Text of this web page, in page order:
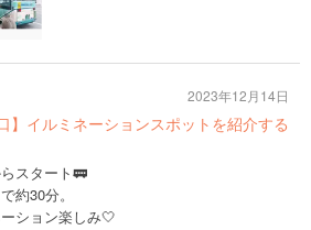
】イルミネーションスポットを紹介する
スタート🚃
約30分。
ション楽しみ🤍
2023年12月14日